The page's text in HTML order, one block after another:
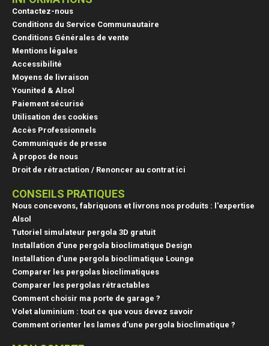
Contactez-nous
Conditions du Service Communautaire
Conditions Générales de vente
Mentions légales
Accessibilité
Moyens de livraison
Younited & Alsol
Paiement sécurisé
Utilisation des cookies
Accès Professionnels
Communiqués de presse
À propos de nous
Droit de rétractation / Renoncer au contrat ici
CONSEILS PRATIQUES
Nous concevons, fabriquons et livrons nos produits : l'expertise
Alsol
Tutoriel simulateur pergola 3D gratuit
Installation d'une pergola bioclimatique Design
Installation d'une pergola bioclimatique Lounge
Comparer les pergolas bioclimatiques
Comparer les pergolas rétractables
Comment choisir ma porte de garage ?
Volet aluminium : tout ce que vous devez savoir
Comment orienter les lames d’une pergola bioclimatique ?